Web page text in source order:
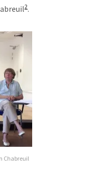
2.
Chabreuil